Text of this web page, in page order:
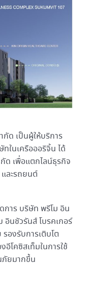
กัด เป็นผู้ให้บริการ
ในเครือออริจิ้น ได้
ด เพื่อแตกไลน์ธุรกิจ
ละรถยนต์
าร บริษัท พรีโม อิน
อินชัวรันส์ โบรคเกอร์
องรับการเติบโต
โคซิสเท็มในการใช้
ภัยมากขึ้น